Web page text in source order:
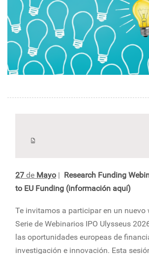
27 de Mayo | Research Funding
to EU Funding (información aquí)
Te invitamos a participar en un nuevo
Serie de Webinarios IPO Ulysseus
las oportunidades europeas de
investigación e innovación. Esta